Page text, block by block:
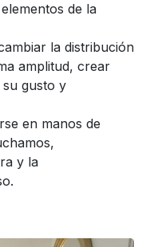
de la
la distribución
amplitud, crear
su gusto y
en manos de
y la